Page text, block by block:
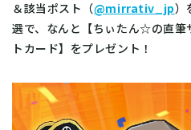
＆該当ポスト（@mirrativ_jp）
選で、なんと【ちぃたん☆の直
トカード】をプレゼント！